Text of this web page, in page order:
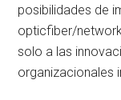
posibilidades de
opticfiber/
solo a las
organizacionales